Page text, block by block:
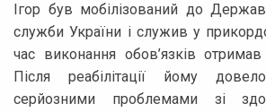
Ігор був мобілізований до
служби України і служив у
час виконання обов’язків
Після реабілітації йому
серйозними проблемами зі